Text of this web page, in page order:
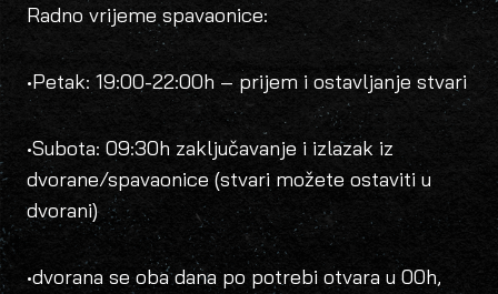
Radno vrijeme spavaonice:
•Petak: 19:00-22:00h – prijem i ostavljanje stvari
•Subota: 09:30h zaključavanje i izlazak iz
dvorane/spavaonice (stvari možete ostaviti u
dvorani)
•dvorana se oba dana po potrebi otvara u 00h,